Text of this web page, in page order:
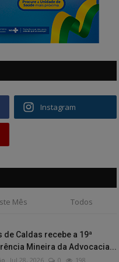
Instagram
Mês Todos
de Caldas recebe a 19ª
Mineira da Advocacia...
Jul 28, 2026 0 198